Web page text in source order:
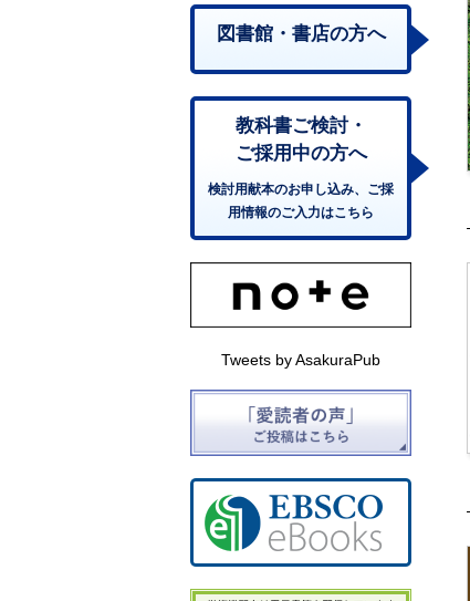
図書館・書店の方へ
教科書ご検討・
ご採用中の方へ
検討用献本のお申し込み、ご採
用情報のご入力はこちら
Tweets by AsakuraPub